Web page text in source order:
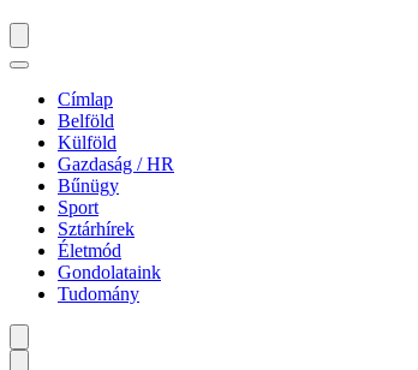
Címlap
Belföld
Külföld
Gazdaság / HR
Bűnügy
Sport
Sztárhírek
Életmód
Gondolataink
Tudomány